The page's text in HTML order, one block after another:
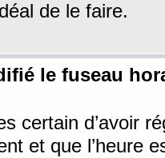
de le faire.
le fuseau
certain d’avoir
et que l’heure